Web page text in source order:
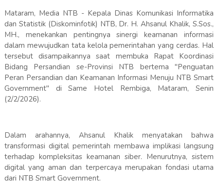
Mataram, Media NTB - Kepala Dinas Komunikasi Informatika
dan Statistik (Diskominfotik) NTB, Dr. H. Ahsanul Khalik, S.Sos.,
MH., menekankan pentingnya sinergi keamanan informasi
dalam mewujudkan tata kelola pemerintahan yang cerdas. Hal
tersebut disampaikannya saat membuka Rapat Koordinasi
Bidang Persandian se-Provinsi NTB bertema "Penguatan
Peran Persandian dan Keamanan Informasi Menuju NTB Smart
Government" di Same Hotel Rembiga, Mataram, Senin
(2/2/2026).
​Dalam arahannya, Ahsanul Khalik menyatakan bahwa
transformasi digital pemerintah membawa implikasi langsung
terhadap kompleksitas keamanan siber. Menurutnya, sistem
digital yang aman dan terpercaya merupakan fondasi utama
dari NTB Smart Government.